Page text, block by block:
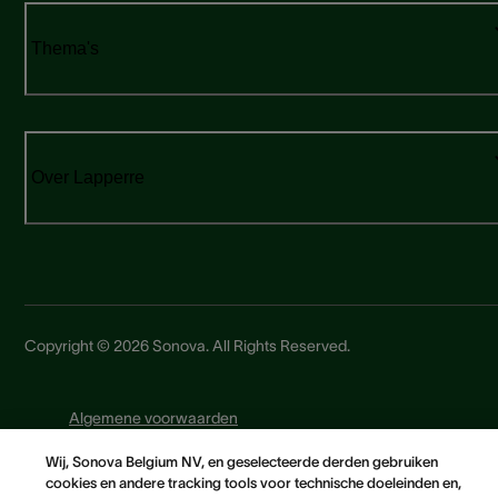
Thema's
Over Lapperre
Copyright © 2026 Sonova. All Rights Reserved.
Algemene voorwaarden
Web privacy - en cookiebeleid
Wij, Sonova Belgium NV, en geselecteerde derden gebruiken
cookies en andere tracking tools voor technische doeleinden en,